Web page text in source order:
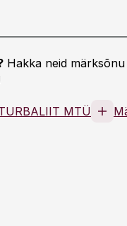
Hakka neid
MTÜ